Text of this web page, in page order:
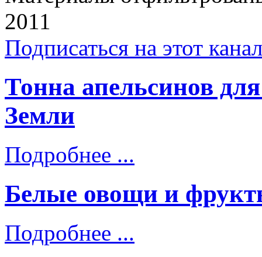
2011
Подписаться на этот
Тонна апельсинов
Земли
Подробнее ...
Белые овощи и
Подробнее ...